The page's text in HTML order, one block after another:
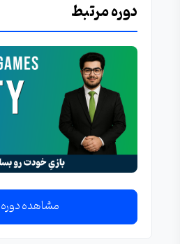
دوره مرتبط
مشاهده دوره